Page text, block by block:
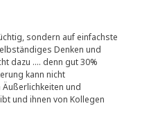
sondern auf einfachste
Denken und
dazu …. denn gut 30%
kann nicht
und
und ihnen von Kollegen